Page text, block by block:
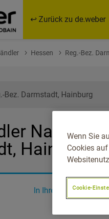
↩ Zurück zu de.weber
Hessen Reg.-Bez.
Nahe
Hainburg
In Ihrer Nähe 0
Wenn Sie
Cookies
Cookie-